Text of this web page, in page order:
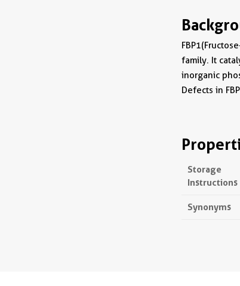
family. It
inorganic
Defects in
Storage
Instructions
Synonyms